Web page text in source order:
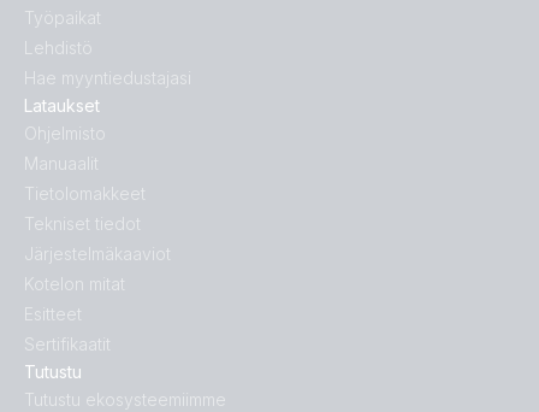
Tutustu
Tutustu ekosysteemiimme
Lataukset
Ohjelmisto
Manuaalit
Tietolomakkeet
Tekniset tiedot
Järjestelmäkaaviot
Kotelon mitat
Esitteet
Sertifikaatit
Työpaikat
Lehdistö
Hae myyntiedustajasi